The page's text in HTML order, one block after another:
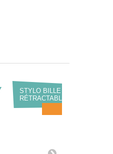
STYLO BILLE BIC M10
RÉTRACTABLE POINTE...